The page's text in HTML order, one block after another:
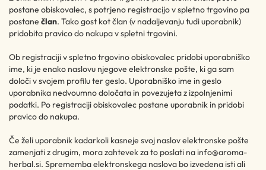
postane obiskovalec, s potrjeno registracijo v spletno trgovino pa
postane član. Tako gost kot član (v nadaljevanju tudi uporabnik)
pridobita pravico do nakupa v spletni trgovini.
Ob registraciji v spletno trgovino obiskovalec pridobi uporabniško
ime, ki je enako naslovu njegove elektronske pošte, ki ga sam
določi v svojem profilu ter geslo. Uporabniško ime in geslo
uporabnika nedvoumno določata in povezujeta z izpolnjenimi
podatki. Po registraciji obiskovalec postane uporabnik in pridobi
pravico do nakupa.
Če želi uporabnik kadarkoli kasneje svoj naslov elektronske pošte
zamenjati z drugim, mora zahtevek za to poslati na info@aroma-
herbal.si. Sprememba elektronskega naslova bo izvedena isti ali